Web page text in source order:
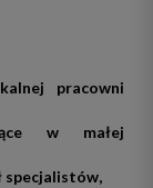
pracowni
w małej
specjalistów,